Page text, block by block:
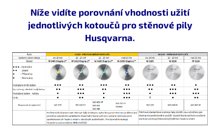
Níže vidíte porovnání vhodnosti užití
jednotlivých kotoučů pro stěnové pily
Husqvarna.